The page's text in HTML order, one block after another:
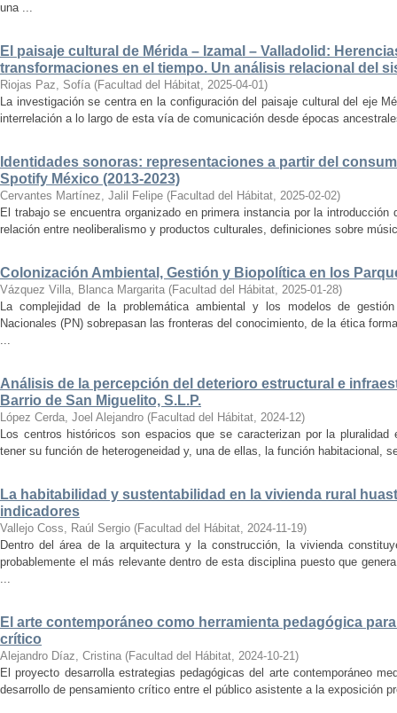
una ...
El paisaje cultural de Mérida – Izamal – Valladolid:
transformaciones en el tiempo. Un análisis relacional del
Riojas Paz, Sofía (Facultad del Hábitat, 2025-04-01)
La investigación se centra en la configuración del paisaje cultural del eje
interrelación a lo largo de esta vía de comunicación desde épocas
Identidades sonoras: representaciones a partir del
Spotify México (2013-2023)
Cervantes Martínez, Jalil Felipe (Facultad del Hábitat, 2025-02-02)
El trabajo se encuentra organizado en primera instancia por la
relación entre neoliberalismo y productos culturales, definiciones sobre
Colonización Ambiental, Gestión y Biopolítica en los
Vázquez Villa, Blanca Margarita (Facultad del Hábitat, 2025-01-28)
La complejidad de la problemática ambiental y los modelos de
Nacionales (PN) sobrepasan las fronteras del conocimiento, de la ética
...
Análisis de la percepción del deterioro estructural e
Barrio de San Miguelito, S.L.P.
López Cerda, Joel Alejandro (Facultad del Hábitat, 2024-12)
Los centros históricos son espacios que se caracterizan por la
tener su función de heterogeneidad y, una de ellas, la función habitacional,
La habitabilidad y sustentabilidad en la vivienda rural
indicadores
Vallejo Coss, Raúl Sergio (Facultad del Hábitat, 2024-11-19)
Dentro del área de la arquitectura y la construcción, la vivienda
probablemente el más relevante dentro de esta disciplina puesto que
...
El arte contemporáneo como herramienta pedagógica
crítico
Alejandro Díaz, Cristina (Facultad del Hábitat, 2024-10-21)
El proyecto desarrolla estrategias pedagógicas del arte contemporáneo
desarrollo de pensamiento crítico entre el público asistente a la exposición